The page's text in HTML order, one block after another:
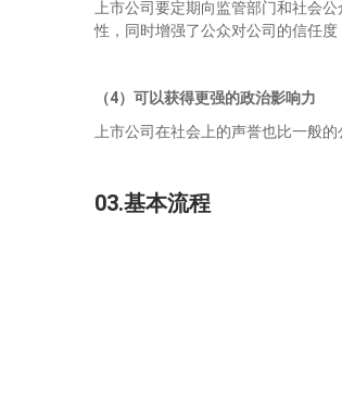
上市公司要定期向监管部门和社会
性，同时增强了公众对公司的信任度
（4） 可以获得更强的政治影响力
上市公司在社会上的声誉也比一般
03.基本流程